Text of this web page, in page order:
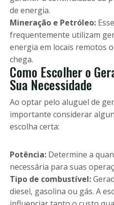
de energia.
Mineração e Petróleo:
frequentemente utilizam
energia em locais remotos
chega.
Como Escolher o
Sua Necessidade
Ao optar pelo aluguel de
importante considerar
escolha certa:
Potência: Determine a
necessária para suas
Tipo de combustível:
diesel, gasolina ou gás. A